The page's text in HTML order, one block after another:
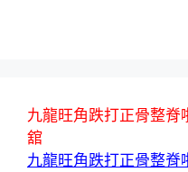
九龍旺角跌打正骨整脊
舘
九龍旺角跌打正骨整脊